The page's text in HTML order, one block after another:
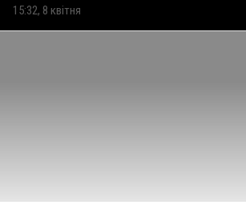
15:32, 8 квітня